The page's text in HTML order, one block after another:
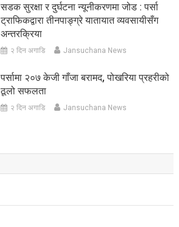
सडक सुरक्षा र दुर्घटना न्यूनीकरणमा जोड : पर्सा
ट्राफिकद्वारा तीनपाङ्ग्रे यातायात व्यवसायीसँग
अन्तरक्रिया
२ दिन अगाडि Jansuchana News
पर्सामा २०७ केजी गाँजा बरामद, पोखरिया प्रहरीको
ठूलो सफलता
२ दिन अगाडि Jansuchana News